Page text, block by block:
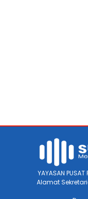
YAYASAN PUSAT
Alamat